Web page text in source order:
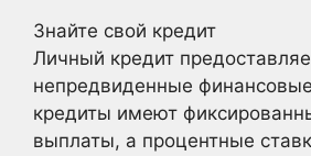
Знайте свой кредит
Личный кредит
непредвиденные
кредиты имеют
выплаты, а процентные